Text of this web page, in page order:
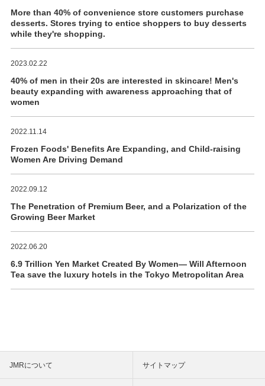
More than 40% of convenience store customers purchase
desserts. Stores trying to entice shoppers to buy desserts
while they're shopping.
2023.02.22
40% of men in their 20s are interested in skincare! Men's
beauty expanding with awareness approaching that of
women
2022.11.14
Frozen Foods' Benefits Are Expanding, and Child-raising
Women Are Driving Demand
2022.09.12
The Penetration of Premium Beer, and a Polarization of the
Growing Beer Market
2022.06.20
6.9 Trillion Yen Market Created By Women― Will Afternoon
Tea save the luxury hotels in the Tokyo Metropolitan Area
JMRについて サイトマップ